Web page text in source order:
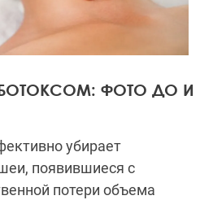
ФОТО ДО И
убирает
появившиеся с
потери объема